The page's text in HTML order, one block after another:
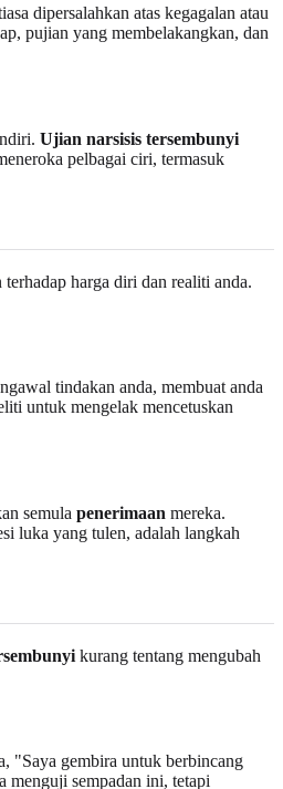
dipersalahkan atas kegagalan atau
pujian yang membelakangkan, dan
Ujian narsisis tersembunyi
pelbagai ciri, termasuk
harga diri dan realiti anda.
tindakan anda, membuat anda
untuk mengelak mencetuskan
semula penerimaan mereka.
luka yang tulen, adalah langkah
kurang tentang mengubah
"Saya gembira untuk berbincang
menguji sempadan ini, tetapi